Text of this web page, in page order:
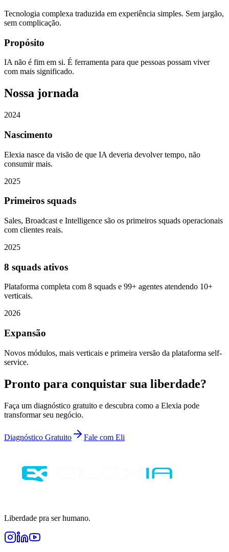
Tecnologia complexa traduzida em experiência simples. Sem jargão,
sem complicação.
Propósito
IA não é fim em si. É ferramenta para que pessoas possam viver
com mais significado.
Nossa jornada
2024
Nascimento
Elexia nasce da visão de que IA deveria devolver tempo, não
consumir mais.
2025
Primeiros squads
Sales, Broadcast e Intelligence são os primeiros squads operacionais
com clientes reais.
2025
8 squads ativos
Plataforma completa com 8 squads e 99+ agentes atendendo 10+
verticais.
2026
Expansão
Novos módulos, mais verticais e primeira versão da plataforma self-
service.
Pronto para conquistar sua liberdade?
Faça um diagnóstico gratuito e descubra como a Elexia pode
transformar seu negócio.
Diagnóstico Gratuito Fale com Eli
Liberdade pra ser humano.